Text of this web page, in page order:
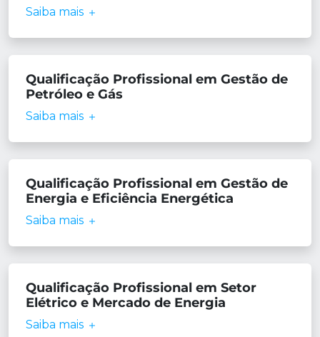
Saiba mais
Qualificação Profissional em Gestão de
Petróleo e Gás
Saiba mais
Qualificação Profissional em Gestão de
Energia e Eficiência Energética
Saiba mais
Qualificação Profissional em Setor
Elétrico e Mercado de Energia
Saiba mais